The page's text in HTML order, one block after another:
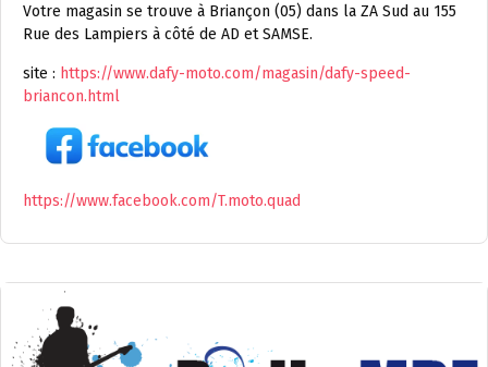
Votre magasin se trouve à Briançon (05) dans la ZA Sud au 155
Rue des Lampiers à côté de AD et SAMSE.
site : https://www.dafy-moto.com/magasin/dafy-speed-
briancon.html
https://www.facebook.com/T.moto.quad